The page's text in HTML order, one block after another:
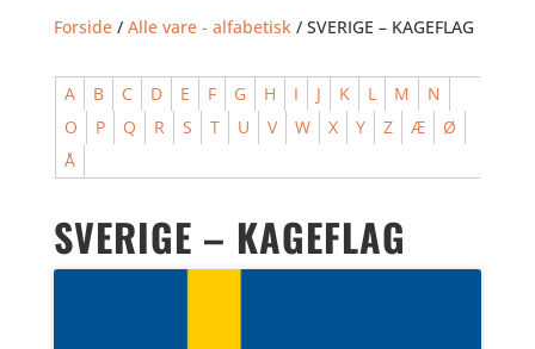
Forside/ Alle vare - alfabetisk/ SVERIGE – KAGEFLAG
A B C D E F G H I J K L M
N
O
P Q R S T U V W X Y Z Æ
Ø
Å
SVERIGE – KAGEFLAG